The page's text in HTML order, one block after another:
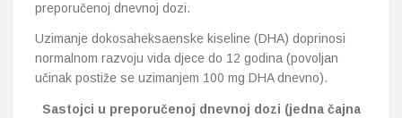
preporučenoj dnevnoj dozi.
Uzimanje dokosaheksaenske kiseline (DHA) doprinosi
normalnom razvoju vida djece do 12 godina (povoljan
učinak postiže se uzimanjem 100 mg DHA dnevno).
Sastojci u preporučenoj dnevnoj dozi (jedna čajna